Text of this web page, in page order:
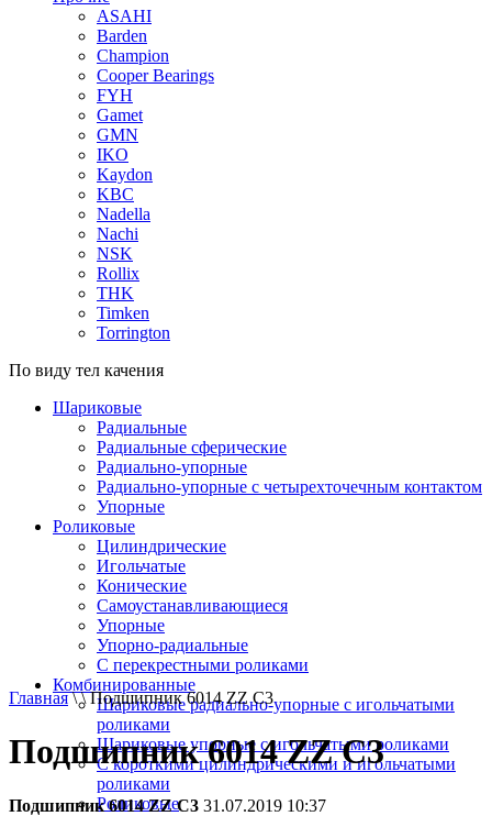
ASAHI
Barden
Champion
Cooper Bearings
FYH
Gamet
GMN
IKO
Kaydon
KBC
Nadella
Nachi
NSK
Rollix
THK
Timken
Torrington
По виду тел качения
Шариковые
Радиальные
Радиальные сферические
Радиально-упорные
Радиально-упорные с четырехточечным контактом
Упорные
Роликовые
Цилиндрические
Игольчатые
Конические
Самоустанавливающиеся
Упорные
Упорно-радиальные
C перекрестными роликами
Комбинированные
Шариковые радиально-упорные с игольчатыми
роликами
Шариковые упорные с игольчатыми роликами
С короткими цилиндрическими и игольчатыми
роликами
Роликовые
Главная\ \ Подшипник 6014 ZZ C3
Подшипник 6014 ZZ C3
Подшипник 6014 ZZ C3 31.07.2019 10:37